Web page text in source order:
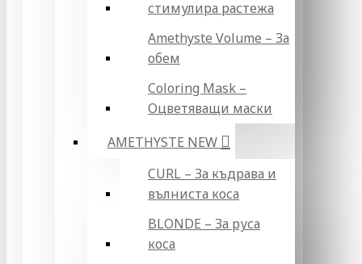
стимулира растежа
Amethyste Volume – За
обем
Coloring Mask –
Оцветяващи маски
AMETHYSTE NEW
CURL – За къдрава и
вълниста коса
BLONDE – За руса
коса